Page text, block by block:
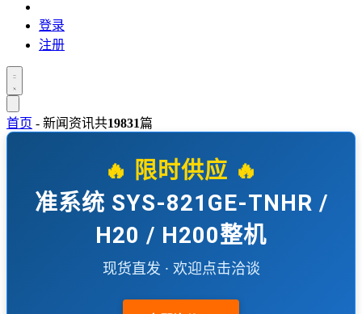
登录
注册
首页 - 新闻资讯共19831篇
🔥 限时供应 🔥
准系统 SYS-821GE-TNHR /
H20 / H200整机
现货直发 · 欢迎点击洽谈